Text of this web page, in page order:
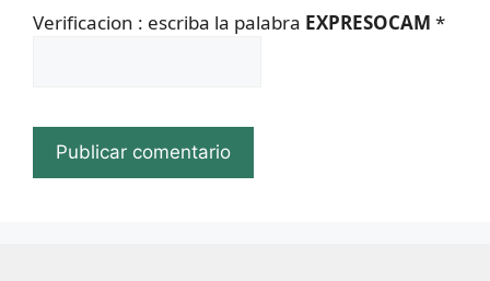
Verificacion : escriba la palabra EXPRESOCAM *